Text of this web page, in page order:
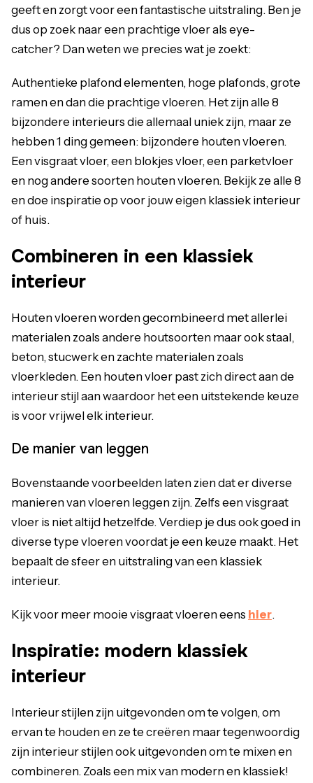
geeft en zorgt voor een fantastische uitstraling. Ben je
dus op zoek naar een prachtige vloer als eye-
catcher? Dan weten we precies wat je zoekt:
Authentieke plafond elementen, hoge plafonds, grote
ramen en dan die prachtige vloeren. Het zijn alle 8
bijzondere interieurs die allemaal uniek zijn, maar ze
hebben 1 ding gemeen: bijzondere houten vloeren.
Een visgraat vloer, een blokjes vloer, een parketvloer
en nog andere soorten houten vloeren. Bekijk ze alle 8
en doe inspiratie op voor jouw eigen klassiek interieur
of huis.
Combineren in een klassiek
interieur
Houten vloeren worden gecombineerd met allerlei
materialen zoals andere houtsoorten maar ook staal,
beton, stucwerk en zachte materialen zoals
vloerkleden. Een houten vloer past zich direct aan de
interieur stijl aan waardoor het een uitstekende keuze
is voor vrijwel elk interieur.
De manier van leggen
Bovenstaande voorbeelden laten zien dat er diverse
manieren van vloeren leggen zijn. Zelfs een visgraat
vloer is niet altijd hetzelfde. Verdiep je dus ook goed in
diverse type vloeren voordat je een keuze maakt. Het
bepaalt de sfeer en uitstraling van een klassiek
interieur.
Kijk voor meer mooie visgraat vloeren eens hier.
Inspiratie: modern klassiek
interieur
Interieur stijlen zijn uitgevonden om te volgen, om
ervan te houden en ze te creëren maar tegenwoordig
zijn interieur stijlen ook uitgevonden om te mixen en
combineren. Zoals een mix van modern en klassiek!